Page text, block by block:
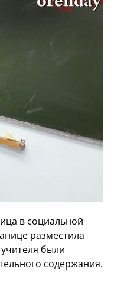
в социальной
разместила
были
содержания.